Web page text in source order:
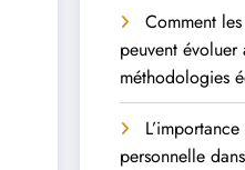
Comment
peuvent évoluer
méthodologies
personnelle